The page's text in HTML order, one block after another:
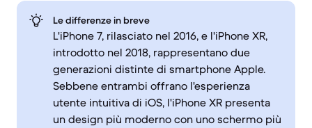
Le differenze in breve
L'iPhone 7, rilasciato nel 2016, e l'iPhone XR,
introdotto nel 2018, rappresentano due
generazioni distinte di smartphone Apple.
Sebbene entrambi offrano l'esperienza
utente intuitiva di iOS, l'iPhone XR presenta
un design più moderno con uno schermo più